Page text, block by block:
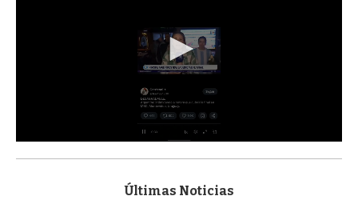
s
Últimas Noticias